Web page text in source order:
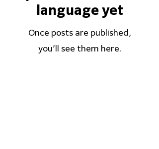
language yet
Once posts are published,
you’ll see them here.